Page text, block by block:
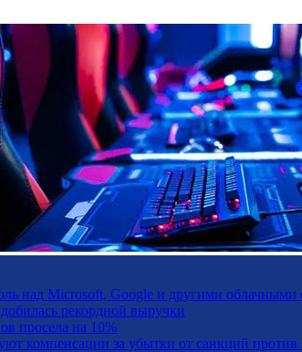
над Microsoft, Google и другими облачными
рекордной выручки
просела на 10%
компенсации за убытки от санкций против